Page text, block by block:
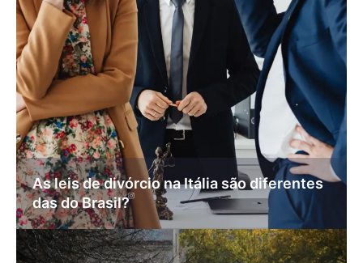
As leis de divórcio na Itália são diferentes
das do Brasil?